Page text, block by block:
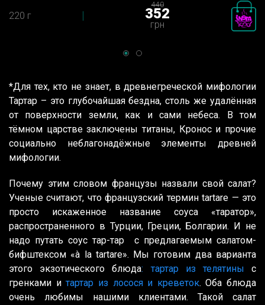
220 г
440
352
грн
*Для тех, кто не знает, в древнегреческой мифологии
Тартар – это глубочайшая бездна, столь же удалённая
от поверхности земли, как и сами небеса. В том
тёмном царстве заключены титаны, Кронос и прочие
социально неблагонадёжные элементы древней
мифологии.
Почему этим словом французы назвали свой салат?
Ученые считают, что французский термин tartare — это
просто искаженное название соуса «таратор»,
распространенного в Турции, Греции, Болгарии. И не
надо путать соус тар-тар с предлагаемым салатом-
бифштексом «à la tartare». Мы готовим два варианта
этого экзотического блюда: тартар из телятины с
гренками итартар из лосося и креветок. Оба блюда
очень любимы нашими клиентами. Такой салат